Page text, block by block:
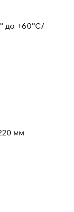
до +60°С/
мм